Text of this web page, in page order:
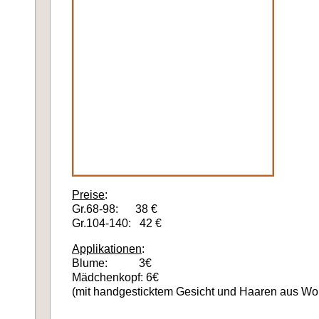
Preise:
Gr.68-98: 38 €
Gr.104-140: 42 €
Applikationen:
Blume: 3€
Mädchenkopf: 6€
(mit handgesticktem Gesicht und Haaren aus